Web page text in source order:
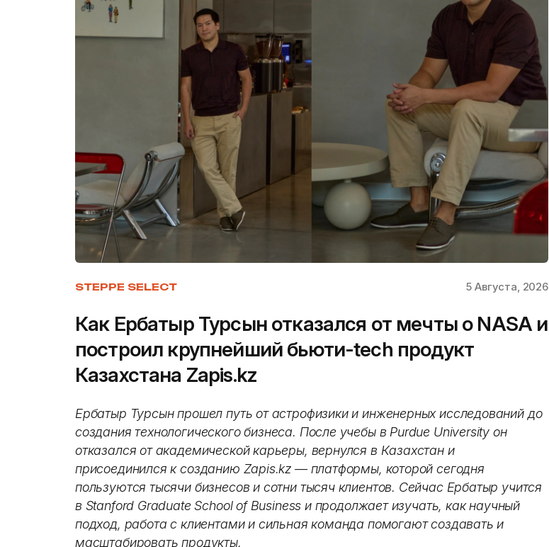
STEPPE SELECT 5 Августа, 2026
Как Ербатыр Турсын отказался от мечты о NASA и
построил крупнейший бьюти-tech продукт
Казахстана Zapis.kz
Ербатыр Турсын прошел путь от астрофизики и инженерных исследований до
создания технологического бизнеса. После учебы в Purdue University он
отказался от академической карьеры, вернулся в Казахстан и
присоединился к созданию Zapis.kz — платформы, которой сегодня
пользуются тысячи бизнесов и сотни тысяч клиентов. Сейчас Ербатыр учится
в Stanford Graduate School of Business и продолжает изучать, как научный
подход, работа с клиентами и сильная команда помогают создавать и
масштабировать продукты.